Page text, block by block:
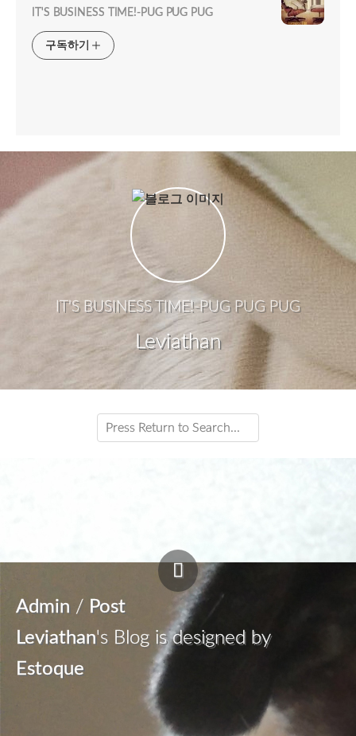
IT'S BUSINESS TIME!-PUG PUG PUG
구독하기
IT'S BUSINESS TIME!-PUG PUG PUG
Leviathan
Admin / Post
Leviathan's Blog is designed by
Estoque